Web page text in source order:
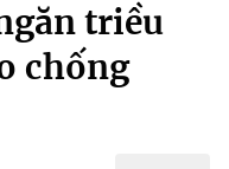
triều
chống